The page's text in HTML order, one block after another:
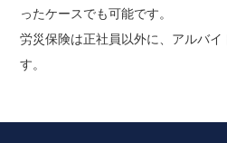
ったケースでも可能です。
労災保険は正社員以外に、アルバイ
す。